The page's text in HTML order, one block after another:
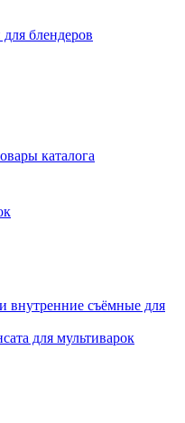
для блендеров
каталога
внутренние съёмные для
для мультиварок